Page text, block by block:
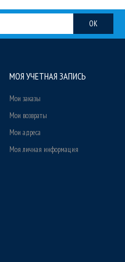
OK
МОЯ УЧЕТНАЯ ЗАПИСЬ
Мои заказы
Мои возвраты
Мои адреса
Моя личная информация